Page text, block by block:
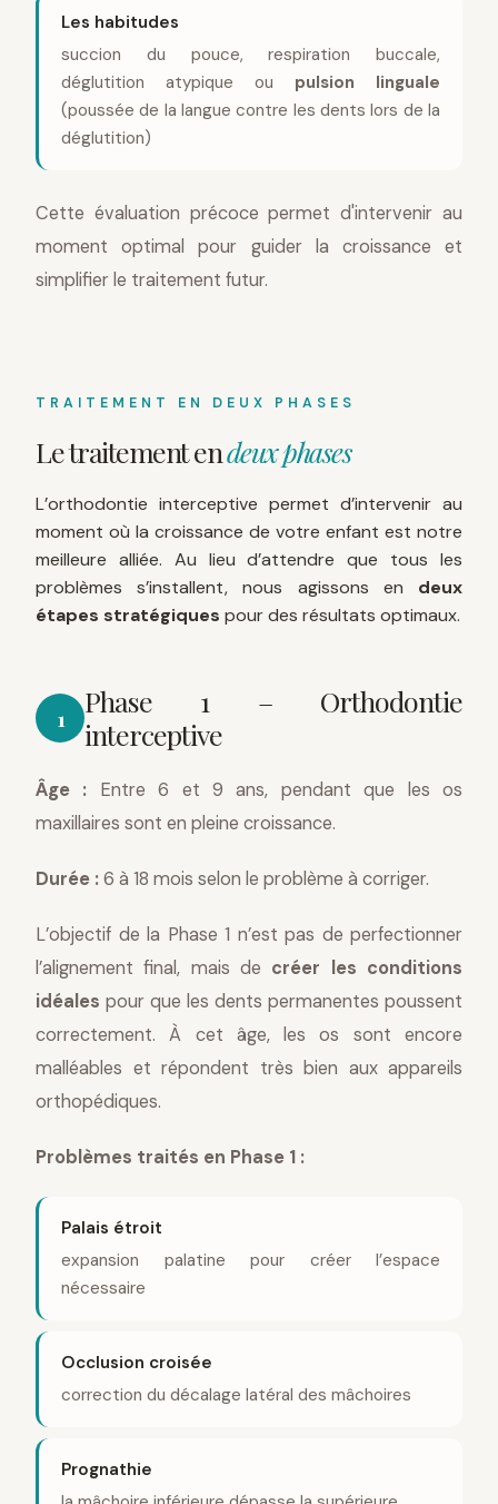
Les habitudes
succion du pouce, respiration buccale,
déglutition atypique ou pulsion linguale
(poussée de la langue contre les dents lors de la
déglutition)
Cette évaluation précoce permet d'intervenir au
moment optimal pour guider la croissance et
simplifier le traitement futur.
TRAITEMENT EN DEUX PHASES
Le traitement endeux phases
L’orthodontie interceptive permet d’intervenir au
moment où la croissance de votre enfant est notre
meilleure alliée. Au lieu d’attendre que tous les
problèmes s’installent, nous agissons en deux
étapes stratégiques pour des résultats optimaux.
1
Phase 1 – Orthodontie
interceptive
Âge : Entre 6 et 9 ans, pendant que les os
maxillaires sont en pleine croissance.
Durée :6 à 18 mois selon le problème à corriger.
L’objectif de la Phase 1 n’est pas de perfectionner
l’alignement final, mais de créer les conditions
idéales pour que les dents permanentes poussent
correctement. À cet âge, les os sont encore
malléables et répondent très bien aux appareils
orthopédiques.
Problèmes traités en Phase 1 :
Palais étroit
expansion palatine pour créer l’espace
nécessaire
Occlusion croisée
correction du décalage latéral des mâchoires
Prognathie